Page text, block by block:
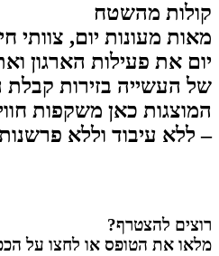
קולות מהשטח
מאות מעונות יום, צוותי
יום את פעילות הארגון
של העשייה בזירות
המוצגות כאן משקפות
– ללא עיבוד וללא
רוצים להצטרף?
מלאו את הטופס או לחצו על